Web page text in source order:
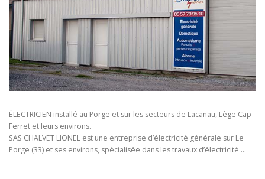
ÉLECTRICIEN installé au Porge et sur les secteurs de Lacanau, Lège Cap
Ferret et leurs environs.
SAS CHALVET LIONEL est une entreprise d’électricité générale sur Le
Porge (33) et ses environs, spécialisée dans les travaux d’électricité …